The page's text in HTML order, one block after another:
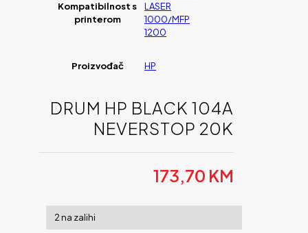
Kompatibilnost s
printerom
LASER
1000/MFP
1200
Proizvođač HP
DRUM HP BLACK 104A
NEVERSTOP 20K
173,70 KM
2 na zalihi